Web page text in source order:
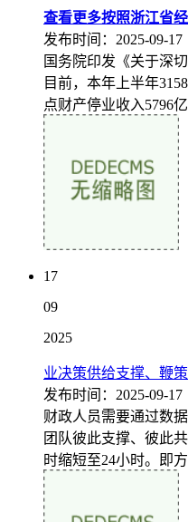
查看更多按照浙江省
发布时间：2025-09-
国务院印发《关于深
目前，本年上半年
点财产停业收入5796
17
09
2025
业决策供给支撑、鞭
发布时间：2025-09-
财政人员需要通过数
团队彼此支撑、彼此
时缩短至24小时。即